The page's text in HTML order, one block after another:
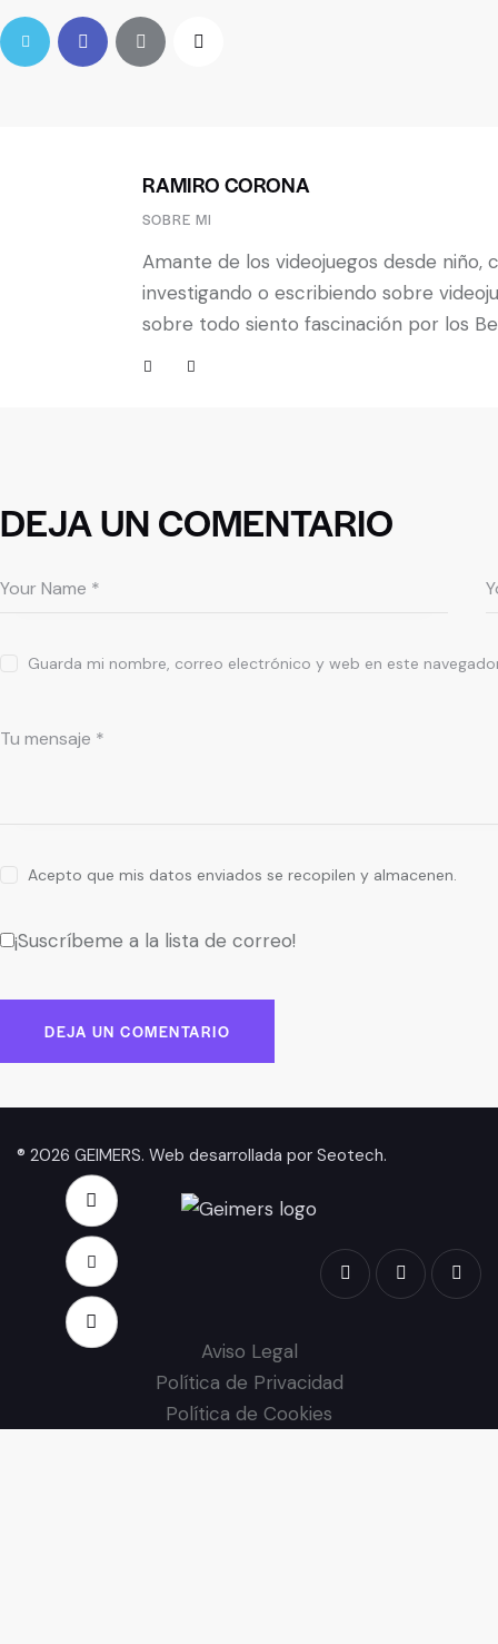
RAMIRO CORONA
SOBRE MI
Amante de los videojuegos desde niño,
investigando o escribiendo sobre
sobre todo siento fascinación por los
DEJA UN COMENTARIO
Guarda mi nombre, correo electrónico y web en este
Acepto que mis datos enviados se recopilen y almacenen.
¡Suscríbeme a la lista de correo!
® 2026 GEIMERS. Web desarrollada por Seotech.
Aviso Legal
Política de Privacidad
Política de Cookies